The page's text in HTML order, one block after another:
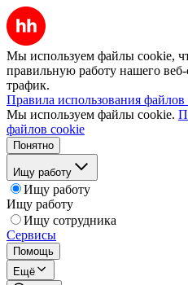
Мы используем файлы cookie,
правильную работу нашего веб-
трафик.
Правила использования файлов
Мы используем файлы cookie.
файлов cookie
Понятно
Ищу работу
Ищу работу
Ищу работу
Ищу сотрудника
Сервисы
Помощь
Ещё